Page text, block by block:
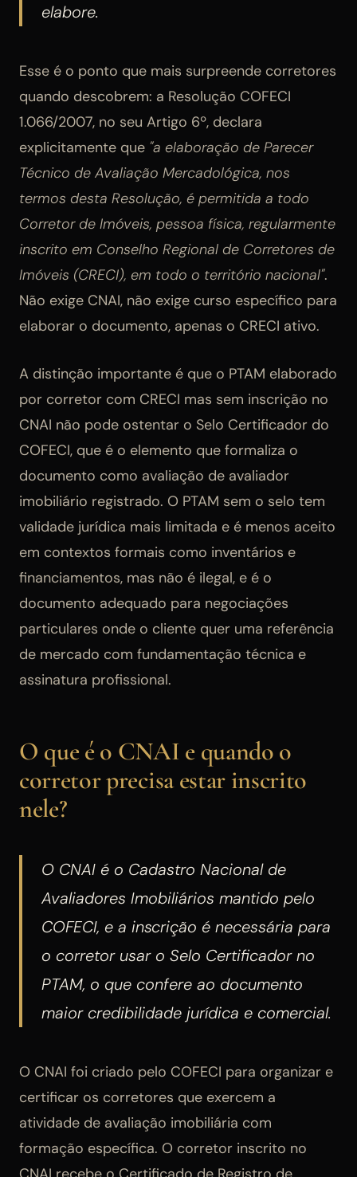
elabore.
Esse é o ponto que mais surpreende corretores
quando descobrem: a Resolução COFECI
1.066/2007, no seu Artigo 6º, declara
explicitamente que "a elaboração de Parecer
Técnico de Avaliação Mercadológica, nos
termos desta Resolução, é permitida a todo
Corretor de Imóveis, pessoa física, regularmente
inscrito em Conselho Regional de Corretores de
Imóveis (CRECI), em todo o território nacional".
Não exige CNAI, não exige curso específico para
elaborar o documento, apenas o CRECI ativo.
A distinção importante é que o PTAM elaborado
por corretor com CRECI mas sem inscrição no
CNAI não pode ostentar o Selo Certificador do
COFECI, que é o elemento que formaliza o
documento como avaliação de avaliador
imobiliário registrado. O PTAM sem o selo tem
validade jurídica mais limitada e é menos aceito
em contextos formais como inventários e
financiamentos, mas não é ilegal, e é o
documento adequado para negociações
particulares onde o cliente quer uma referência
de mercado com fundamentação técnica e
assinatura profissional.
O que é o CNAI e quando o
corretor precisa estar inscrito
nele?
O CNAI é o Cadastro Nacional de
Avaliadores Imobiliários mantido pelo
COFECI, e a inscrição é necessária para
o corretor usar o Selo Certificador no
PTAM, o que confere ao documento
maior credibilidade jurídica e comercial.
O CNAI foi criado pelo COFECI para organizar e
certificar os corretores que exercem a
atividade de avaliação imobiliária com
formação específica. O corretor inscrito no